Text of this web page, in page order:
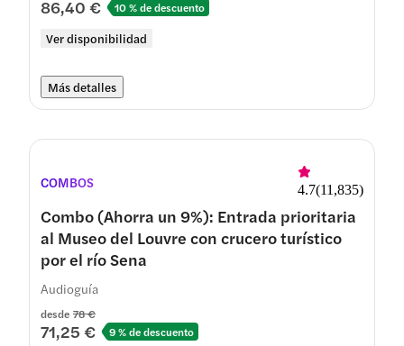
86,40 € 10 % de descuento
Ver disponibilidad
Más detalles
COMBOS 4.7(11,835)
Combo (Ahorra un 9%): Entrada prioritaria
al Museo del Louvre con crucero turístico
por el río Sena
desde 78 €
71,25 € 9 % de descuento
Audioguía